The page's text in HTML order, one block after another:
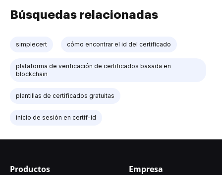
Búsquedas relacionadas
simplecert cómo encontrar el id del certificado
plataforma de verificación de certificados basada en
blockchain
plantillas de certificados gratuitas
inicio de sesión en certif-id
Productos Empresa